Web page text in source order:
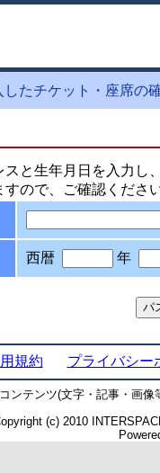
したチケット・座席の
と生年月日を入力
ので、ご確認くださ
西暦 年
規約 プライバシー
ンテンツ(文字・記事・画
(c) 2010